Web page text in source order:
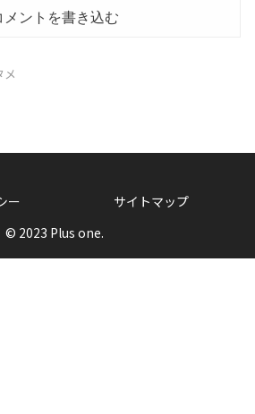
メントを書き込む
メ
ー
サイトマップ
© 2023 Plus one.